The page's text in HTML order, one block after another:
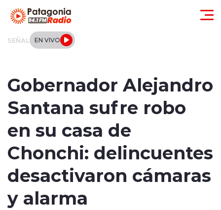
SEÑAL EN VIVO
Tendencias
Internacional
Deportes
Gobernador Alejandro
Santana sufre robo
en su casa de
Chonchi: delincuentes
desactivaron cámaras
y alarma